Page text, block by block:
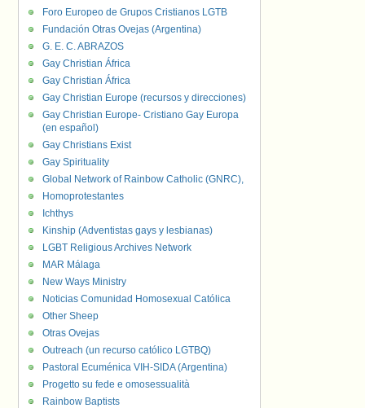
Foro Europeo de Grupos Cristianos LGTB
Fundación Otras Ovejas (Argentina)
G. E. C. ABRAZOS
Gay Christian África
Gay Christian África
Gay Christian Europe (recursos y direcciones)
Gay Christian Europe- Cristiano Gay Europa
(en español)
Gay Christians Exist
Gay Spirituality
Global Network of Rainbow Catholic (GNRC),
Homoprotestantes
Ichthys
Kinship (Adventistas gays y lesbianas)
LGBT Religious Archives Network
MAR Málaga
New Ways Ministry
Noticias Comunidad Homosexual Católica
Other Sheep
Otras Ovejas
Outreach (un recurso católico LGTBQ)
Pastoral Ecuménica VIH-SIDA (Argentina)
Progetto su fede e omosessualità
Rainbow Baptists